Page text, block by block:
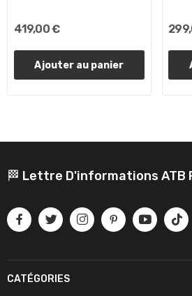
419,00 €
Ajouter au panier
🏁 Lettre D'informations ATB
CATÉGORIES